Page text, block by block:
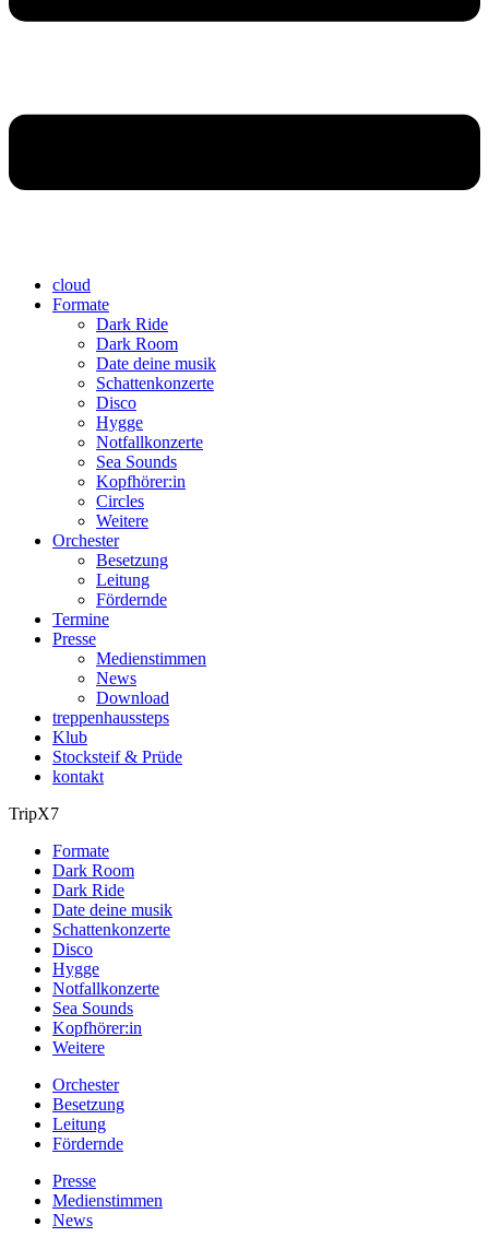
cloud
Formate
Dark Ride
Dark Room
Date deine musik
Schattenkonzerte
Disco
Hygge
Notfallkonzerte
Sea Sounds
Kopfhörer:in
Circles
Weitere
Orchester
Besetzung
Leitung
Fördernde
Termine
Presse
Medienstimmen
News
Download
treppenhaussteps
Klub
Stocksteif & Prüde
kontakt
TripX7
Formate
Dark Room
Dark Ride
Date deine musik
Schattenkonzerte
Disco
Hygge
Notfallkonzerte
Sea Sounds
Kopfhörer:in
Weitere
Orchester
Besetzung
Leitung
Fördernde
Presse
Medienstimmen
News